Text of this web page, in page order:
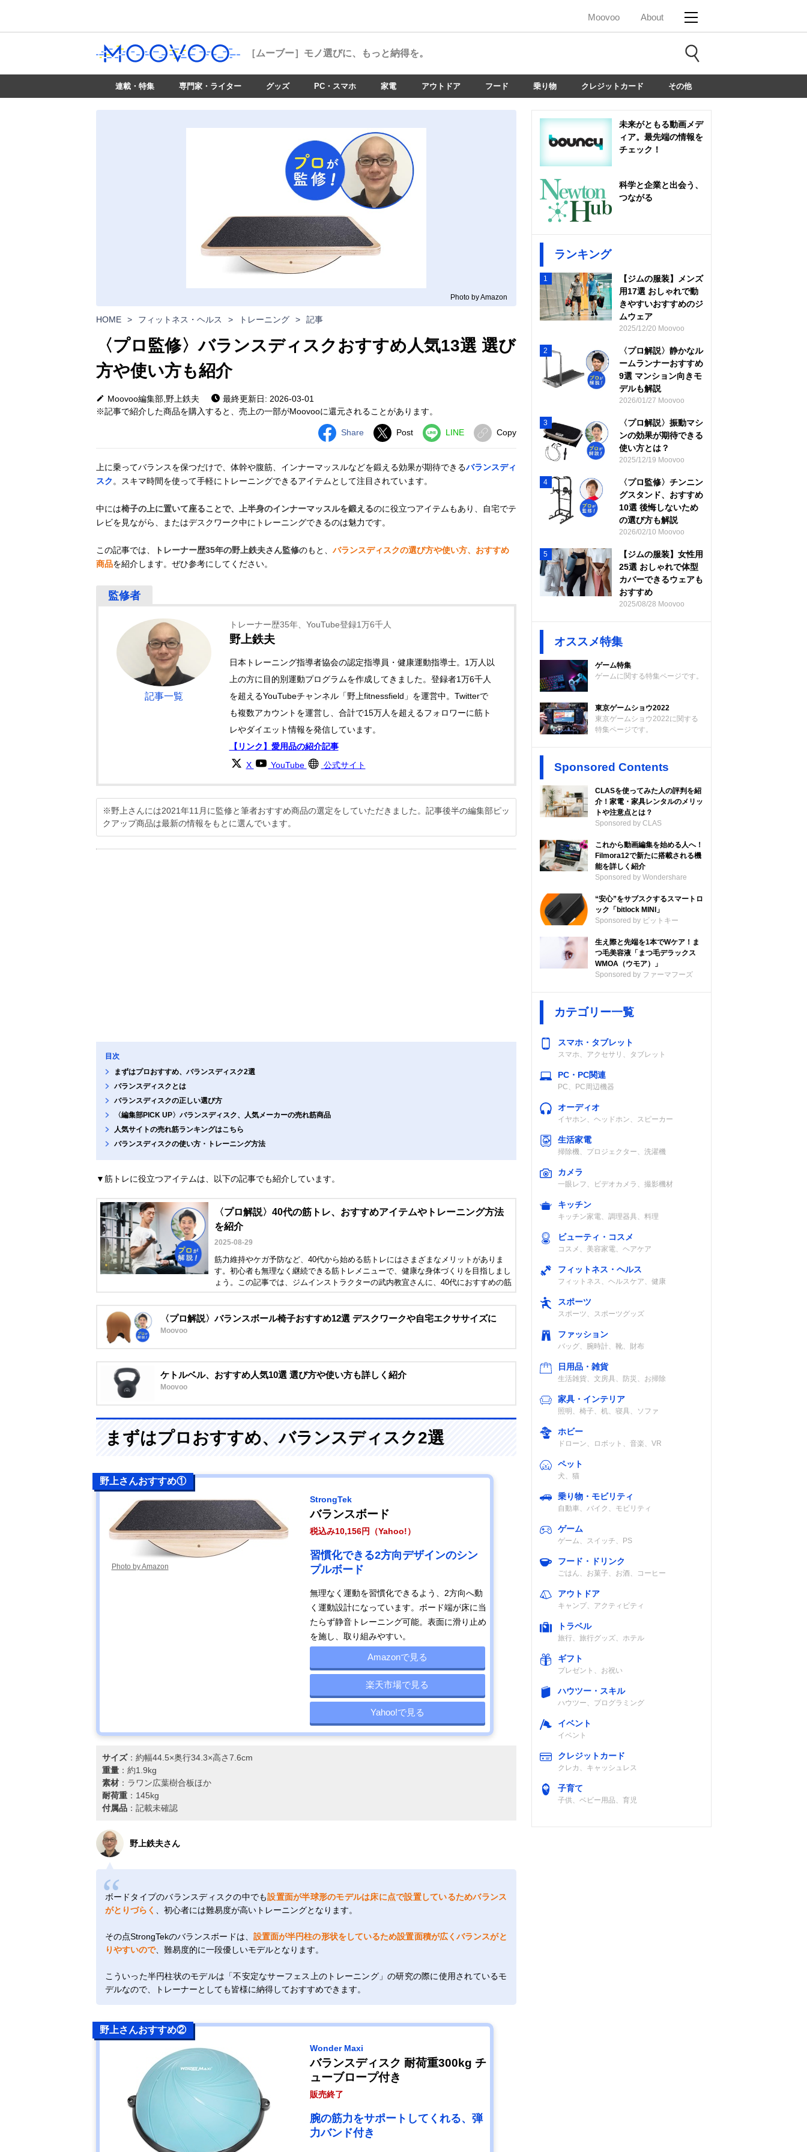
Moovoo About
［ムーブー］ モノ選びに、もっと納得を。
連載・特集 専門家・ライター グッズ PC・スマホ 家電 アウトドア フード 乗り物 クレジットカード その他
Photo by Amazon
HOME > フィットネス・ヘルス > トレーニング > 記事
〈プロ監修〉バランスディスクおすすめ人気13選 選び
方や使い方も紹介
Moovoo編集部,野上鉄夫
最終更新日: 2026-03-01
※記事で紹介した商品を購入すると、売上の一部がMoovooに還元されることがあります。
Share Post LINE Copy
上に乗ってバランスを保つだけで、体幹や腹筋、インナーマッスルなどを鍛える効果が期待できるバランスディ
スク 。スキマ時間を使って手軽にトレーニングできるアイテムとして注目されています。
中には椅子の上に置いて座ることで、上半身のインナーマッスルを鍛えるのに役立つアイテムもあり、自宅でテ
レビを見ながら、またはデスクワーク中にトレーニングできるのは魅力です。
この記事では、 トレーナー歴35年の野上鉄夫さん監修のもと、 バランスディスクの選び方や使い方、おすすめ
商品を紹介します。ぜひ参考にしてください。
記事一覧
トレーナー歴35年、YouTube登録1万6千人
野上鉄夫
日本トレーニング指導者協会の認定指導員・健康運動指導士。1万人以
上の方に目的別運動プログラムを作成してきました。登録者1万6千人
を超えるYouTubeチャンネル「野上fitnessfield」を運営中。Twitterで
も複数アカウントを運営し、合計で15万人を超えるフォロワーに筋ト
レやダイエット情報を発信しています。
【リンク】愛用品の紹介記事
X
YouTube 公式サイト
※野上さんには2021年11月に監修と筆者おすすめ商品の選定をしていただきました。記事後半の編集部ピッ
クアップ商品は最新の情報をもとに選んでいます。
目次
まずはプロおすすめ、バランスディスク2選
バランスディスクとは
バランスディスクの正しい選び方
〈編集部PICK UP〉バランスディスク、人気メーカーの売れ筋商品
人気サイトの売れ筋ランキングはこちら
バランスディスクの使い方・トレーニング方法
▼筋トレに役立つアイテムは、以下の記事でも紹介しています。
〈プロ解説〉40代の筋トレ、おすすめアイテムやトレーニング方法
を紹介
2025-08-29
筋力維持やケガ予防など、40代から始める筋トレにはさまざまなメリットがありま
す。初心者も無理なく継続できる筋トレメニューで、健康な身体づくりを目指しまし
ょう。この記事では、ジムインストラクターの武内教宜さんに、40代におすすめの筋
〈プロ解説〉バランスボール椅子おすすめ12選 デスクワークや自宅エクササイズに
Moovoo
ケトルベル、おすすめ人気10選 選び方や使い方も詳しく紹介
Moovoo
まずはプロおすすめ、バランスディスク2選
野上さんおすすめ①
Photo by Amazon
StrongTek
バランスボード
税込み10,156円（Yahoo!）
習慣化できる2方向デザインのシン
プルボード
無理なく運動を習慣化できるよう、2方向へ動
く運動設計になっています。ボード端が床に当
たらず静音トレーニング可能。表面に滑り止め
を施し、取り組みやすい。
Amazonで見る
楽天市場で見る
Yahoo!で見る
サイズ：約幅44.5×奥行34.3×高さ7.6cm
重量：約1.9kg
素材：ラワン広葉樹合板ほか
耐荷重：145kg
付属品：記載未確認
野上鉄夫さん
ボードタイプのバランスディスクの中でも設置面が半球形のモデルは床に点で設置しているためバランス
がとりづらく
、初心者には難易度が高いトレーニングとなります。
その点StrongTekのバランスボードは、 設置面が半円柱の形状をしているため設置面積が広くバランスがと
りやすいので、難易度的に一段優しいモデルとなります。
こういった半円柱状のモデルは「不安定なサーフェス上のトレーニング」の研究の際に使用されているモ
デルなので、トレーナーとしても皆様に納得しておすすめできます。
野上さんおすすめ②
Wonder Maxi
バランスディスク 耐荷重300kg チ
ューブロープ付き
販売終了
腕の筋力をサポートしてくれる、弾
力バンド付き
未来がともる動画メデ
ィア。最先端の情報を
チェック！
科学と企業と出会う、
つながる
ランキング
1
【ジムの服装】メンズ
用17選 おしゃれで動
きやすいおすすめのジ
ムウェア
2025/12/20 Moovoo
2
〈プロ解説〉静かなル
ームランナーおすすめ
9選 マンション向きモ
デルも解説
2026/01/27 Moovoo
3
〈プロ解説〉振動マシ
ンの効果が期待できる
使い方とは？
2025/12/19 Moovoo
4
〈プロ監修〉チンニン
グスタンド、おすすめ
10選 後悔しないため
の選び方も解説
2026/02/10 Moovoo
5
【ジムの服装】女性用
25選 おしゃれで体型
カバーできるウェアも
おすすめ
2025/08/28 Moovoo
オススメ特集
ゲーム特集
ゲームに関する特集ページです。
東京ゲームショウ2022
東京ゲームショウ2022に関する
特集ページです。
Sponsored Contents
CLASを使ってみた人の評判を紹
介！家電・家具レンタルのメリッ
トや注意点とは？
Sponsored by CLAS
これから動画編集を始める人へ！
Filmora12で新たに搭載される機
能を詳しく紹介
Sponsored by Wondershare
“安心”をサブスクするスマートロ
ック「bitlock MINI」
Sponsored by ビットキー
生え際と先端を1本でWケア！ま
つ毛美容液「まつ毛デラックス
WMOA（ウモア）」
Sponsored by ファーマフーズ
カテゴリー一覧
スマホ・タブレット
スマホ、アクセサリ、タブレット
PC・PC関連
PC、PC周辺機器
オーディオ
イヤホン、ヘッドホン、スピーカー
生活家電
掃除機、プロジェクター、洗濯機
カメラ
一眼レフ、ビデオカメラ、撮影機材
キッチン
キッチン家電、調理器具、料理
ビューティ・コスメ
コスメ、美容家電、ヘアケア
フィットネス・ヘルス
フィットネス、ヘルスケア、健康
スポーツ
スポーツ、スポーツグッズ
ファッション
バッグ、腕時計、靴、財布
日用品・雑貨
生活雑貨、文房具、防災、お掃除
家具・インテリア
照明、椅子、机、寝具、ソファ
ホビー
ドローン、ロボット、音楽、VR
ペット
犬、猫
乗り物・モビリティ
自動車、バイク、モビリティ
ゲーム
ゲーム、スイッチ、PS
フード・ドリンク
ごはん、お菓子、お酒、コーヒー
アウトドア
キャンプ、アクティビティ
トラベル
旅行、旅行グッズ、ホテル
ギフト
プレゼント、お祝い
ハウツー・スキル
ハウツー、プログラミング
イベント
イベント
クレジットカード
クレカ、キャッシュレス
子育て
子供、ベビー用品、育児